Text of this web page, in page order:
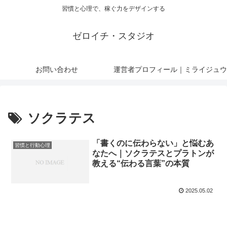
習慣と心理で、稼ぐ力をデザインする
ゼロイチ・スタジオ
お問い合わせ 運営者プロフィール｜ミライジュウ
ソクラテス
習慣と行動心理
「書くのに伝わらない」と悩むあ
なたへ｜ソクラテスとプラトンが
教える“伝わる言葉”の本質
2025.05.02